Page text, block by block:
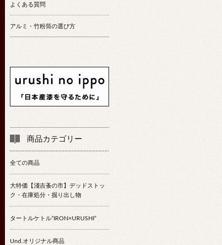
よくある質問
アルミ・竹粉筒の選び方
商品カテゴリー
全ての商品
大特価【淺吉蚤の市】デッドストッ
ク・在庫処分・掘り出し物
タートルケトル“IRON×URUSHI”
Und.オリジナル商品